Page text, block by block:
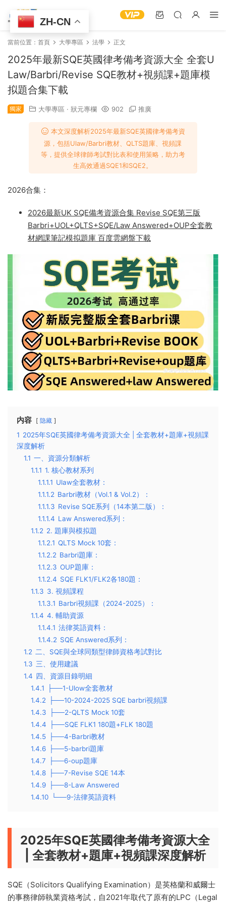
當前位置： 首頁 大學專區 ‌法學 正文
2025年最新SQE英國律考備考資源大全 全套U
Law/Barbri/Revise SQE教材+視頻課+題庫模
拟題合集下載
獨家 大學專區 · 狀元專欄 902 推廣
本文深度解析2025年最新SQE英國律考備考資
源，包括Ulaw/Barbri教材、QLTS題庫、視頻課
等，提供全球律師考試對比表和使用策略，助力考
生高效通過SQE1和SQE2。
2026合集：
2026最新UK SQE備考資源合集 Revise SQE第三版
Barbri+UOL+QLTS+SQE/Law Answered+OUP全套教
材網課筆記模拟題庫 百度雲網盤下載
内容 隐藏
1 2025年SQE英國律考備考資源大全 | 全套教材+題庫+視頻課
深度解析
1.1 一、資源分類解析
1.1.1 1. 核心教材系列
1.1.1.1 Ulaw全套教材：
1.1.1.2 Barbri教材（Vol.1 & Vol.2）：
1.1.1.3 Revise SQE系列（14本第二版）：
1.1.1.4 Law Answered系列：
1.1.2 2. 題庫與模拟題
1.1.2.1 QLTS Mock 10套：
1.1.2.2 Barbri題庫：
1.1.2.3 OUP題庫：
1.1.2.4 SQE FLK1/FLK2各180題：
1.1.3 3. 視頻課程
1.1.3.1 Barbri視頻課（2024-2025）：
1.1.4 4. 輔助資源
1.1.4.1 法律英語資料：
1.1.4.2 SQE Answered系列：
1.2 二、SQE與全球同類型律師資格考試對比
1.3 三、使用建議
1.4 四、資源目錄明細
1.4.1
├──1-Ulow全套教材
1.4.2
├──10-2024-2025 SQE barbri視頻課
1.4.3
├──2-QLTS Mock 10套
1.4.4
├──SQE FLK1 180題+FLK 180題
1.4.5
├──4-Barbri教材
1.4.6
├──5-barbri題庫
1.4.7
├──6-oup題庫
1.4.8
├──7-Revise SQE 14本
1.4.9
├──8-Law Answered
1.4.10
└──9-法律英語資料
2025年SQE英國律考備考資源大全
| 全套教材+題庫+視頻課深度解析
SQE（Solicitors Qualifying Examination）是英格蘭和威爾士
的事務律師執業資格考試，自2021年取代了原有的LPC（Legal
ZH-CN